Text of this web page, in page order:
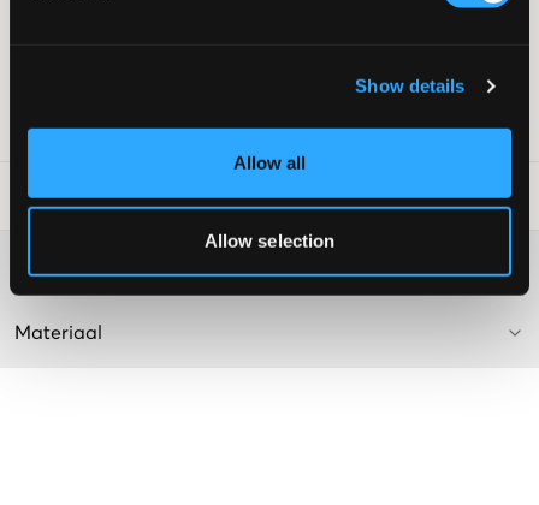
Show details
Allow all
Allow selection
SKU:110766-001
Laundry Advice:
Materiaal